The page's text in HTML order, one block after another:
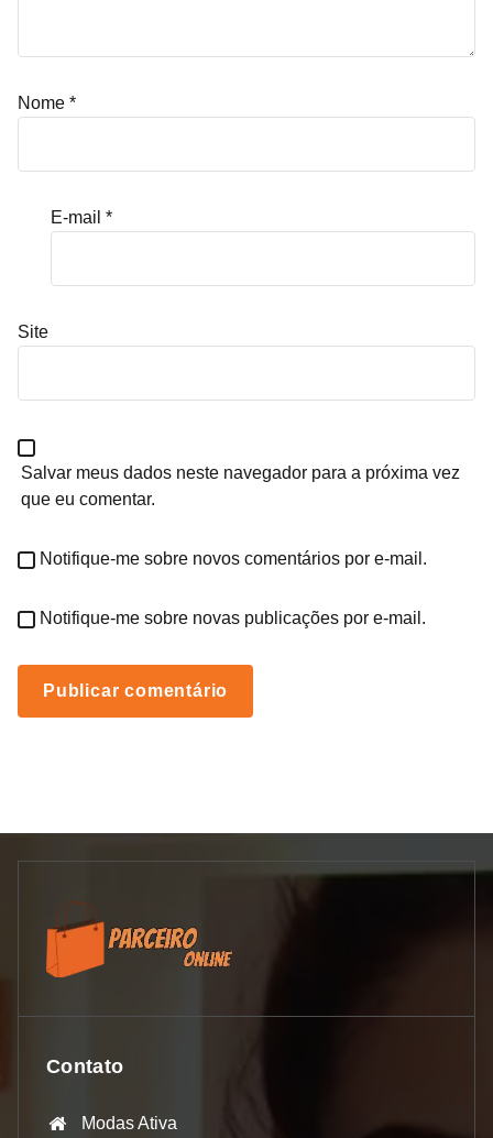
Nome *
E-mail *
Site
Salvar meus dados neste navegador para a próxima vez
que eu comentar.
Notifique-me sobre novos comentários por e-mail.
Notifique-me sobre novas publicações por e-mail.
Contato
Modas Ativa